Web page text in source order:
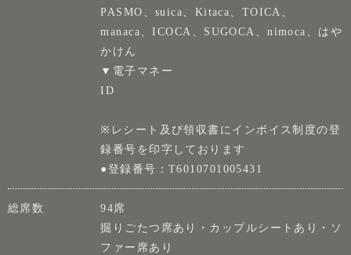
PASMO、suica、Kitaca、TOICA、
manaca、ICOCA、SUGOCA、nimoca、はや
かけん
▼電子マネー
ID
※レシート及び領収書にインボイス制度の登
録番号を印字しております
●登録番号：T6010701005431
総席数
94席
掘りごたつ席あり・カップルシートあり・ソ
ファー席あり